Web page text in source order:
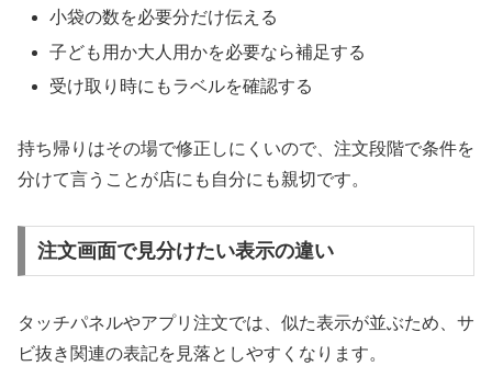
小袋の数を必要分だけ伝える
子ども用か大人用かを必要なら補足する
受け取り時にもラベルを確認する
持ち帰りはその場で修正しにくいので、注文段階で条件を
分けて言うことが店にも自分にも親切です。
注文画面で見分けたい表示の違い
タッチパネルやアプリ注文では、似た表示が並ぶため、サ
ビ抜き関連の表記を見落としやすくなります。